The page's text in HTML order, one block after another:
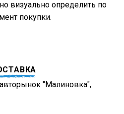
визуально определить по
покупки.
"Малиновка",